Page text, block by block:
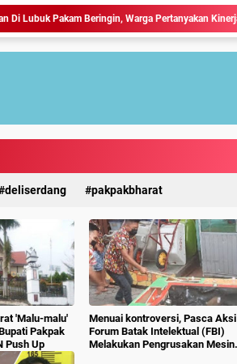
deliserdang pakpakbharat
'Malu-malu'
Pakpak
Push Up
Menuai kontroversi, Pasca Aksi
Forum Batak Intelektual (FBI)
Melakukan Pengrusakan Mesin